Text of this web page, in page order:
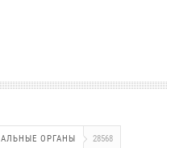
ОРГАНЫ 28568